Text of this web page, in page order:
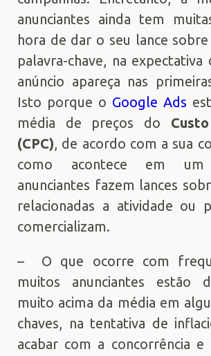
anunciantes ainda tem
hora de dar o seu lance
palavra-chave, na expectativa
anúncio apareça nas
Isto porque o Google Ads
média de preços do
(CPC), de acordo com a sua
como acontece em
anunciantes fazem lances
relacionadas a atividade ou
comercializam.
– O que ocorre com
muitos anunciantes estão
muito acima da média em
chaves, na tentativa de
acabar com a concorrência e